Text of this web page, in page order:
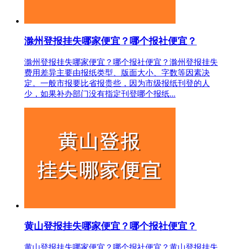
滁州登报挂失哪家便宜？哪个报社便宜？
滁州登报挂失哪家便宜？哪个报社便宜？滁州登报挂失
费用差异主要由报纸类型、版面大小、字数等因素决
定。一般市报要比省报贵些，因为市级报纸刊登的人
少，如果补办部门没有指定刊登哪个报纸...
黄山登报挂失哪家便宜？哪个报社便宜？
黄山登报挂失哪家便宜？哪个报社便宜？黄山登报挂失